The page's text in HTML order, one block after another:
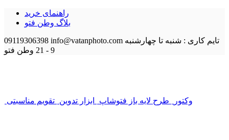
راهنمای خرید
بلاگ وطن فتو
09119306398 info@vatanphoto.com تایم کاری : شنبه تا چهارشنبه
9 - 21
وطن فتو
وکتور طرح لایه باز فتوشاپ ابزار تدوین تقویم مناسبتی